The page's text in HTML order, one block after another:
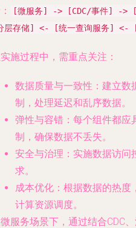
[微服务] -> [CDC/事件] ->
层存储] <- [统一查询服务] <-
施过程中，需重点关注：
数据质量与一致性 ：建立
制，处理延迟和乱序数据。
弹性与容错 ：每个组件都
制，确保数据不丢失。
安全与治理 ：实施数据访
求。
成本优化 ：根据数据的热
计算资源调度。
服务场景下，通过结合CDC